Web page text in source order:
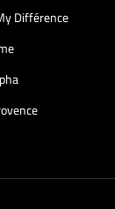
Différence